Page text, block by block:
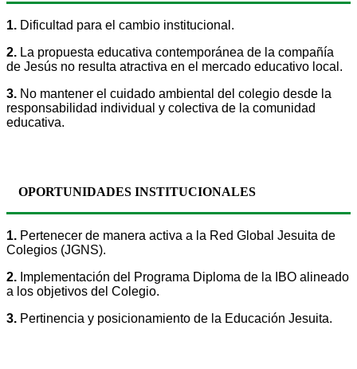
1. Dificultad para el cambio institucional.
2. La propuesta educativa contemporánea de la compañía
de Jesús no resulta atractiva en el mercado educativo local.
3. No mantener el cuidado ambiental del colegio desde la
responsabilidad individual y colectiva de la comunidad
educativa.
OPORTUNIDADES INSTITUCIONALES
1. Pertenecer de manera activa a la Red Global Jesuita de
Colegios (JGNS).
2. Implementación del Programa Diploma de la IBO alineado
a los objetivos del Colegio.
3. Pertinencia y posicionamiento de la Educación Jesuita.